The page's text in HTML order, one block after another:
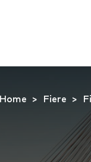
Home Fiere